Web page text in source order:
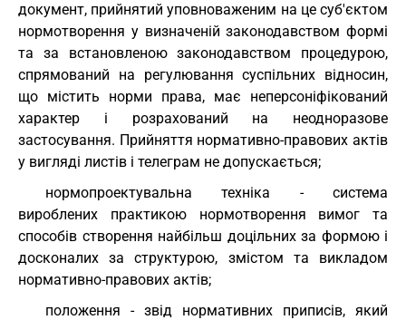
документ, прийнятий уповноваженим на це суб'єктом
нормотворення у визначеній законодавством формі
та за встановленою законодавством процедурою,
спрямований на регулювання суспільних відносин,
що містить норми права, має неперсоніфікований
характер і розрахований на неодноразове
застосування. Прийняття нормативно-правових актів
у вигляді листів і телеграм не допускається;
нормопроектувальна техніка - система
вироблених практикою нормотворення вимог та
способів створення найбільш доцільних за формою і
досконалих за структурою, змістом та викладом
нормативно-правових актів;
положення - звід нормативних приписів, який